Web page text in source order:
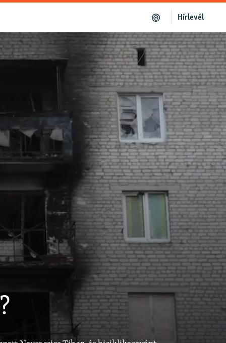
Hírlevél